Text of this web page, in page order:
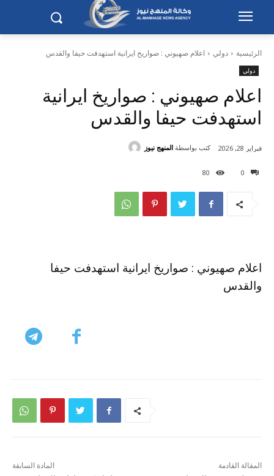
الرئيسية دولي اعلام صهيوني : صواريخ ايرانية استهدفت حيفا والقدس
دولي
اعلام صهيوني : صواريخ ايرانية
استهدفت حيفا والقدس
0
80
فبراير 28, 2026 كتب بواسطة المنهج نيوز
اعلام صهيوني : صواريخ ايرانية استهدفت حيفا
والقدس
المادة السابقة المقالة القادمة